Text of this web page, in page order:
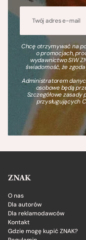
Chcę otrzymywać na
o promocjach,
wydawnictwo SIW
świadomość, że
Administratorem
osobowe będą
Szczegółowe
przysługujących
ZNAK
O nas
Dla autorów
Dla reklamodawców
Kontakt
Gdzie mogę kupić ZNAK?